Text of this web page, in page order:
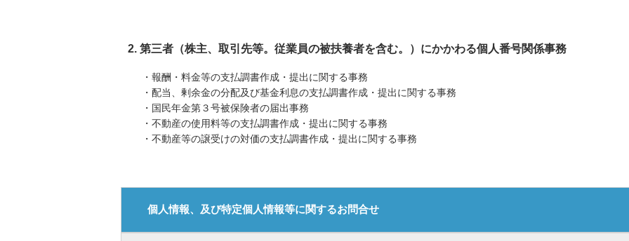
2. 第三者（株主、取引先等。従業員の被扶養者を含む。）にかかわる個人番号関係事務
・報酬・料金等の支払調書作成・提出に関する事務
・配当、剰余金の分配及び基金利息の支払調書作成・提出に関する事務
・国民年金第３号被保険者の届出事務
・不動産の使用料等の支払調書作成・提出に関する事務
・不動産等の譲受けの対価の支払調書作成・提出に関する事務
個人情報、及び特定個人情報等に関するお問合せ